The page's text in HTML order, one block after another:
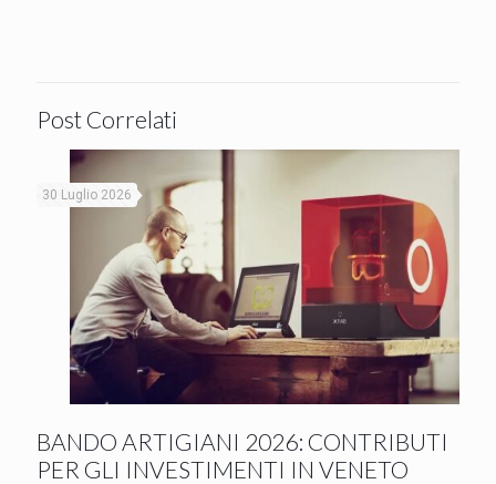
Post Correlati
30 Luglio 2026
BANDO ARTIGIANI 2026: CONTRIBUTI
PER GLI INVESTIMENTI IN VENETO